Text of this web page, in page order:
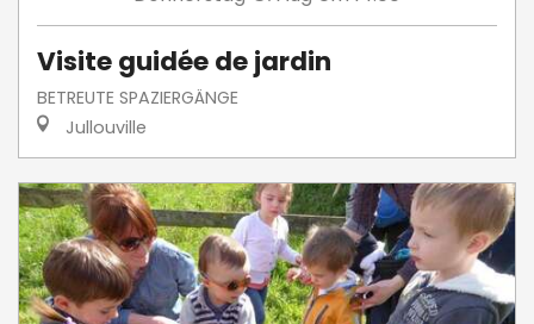
Visite guidée de jardin
BETREUTE SPAZIERGÄNGE
Jullouville